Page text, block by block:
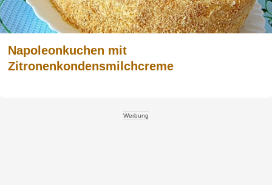
Napoleonkuchen mit
Zitronenkondensmilchcreme
Werbung